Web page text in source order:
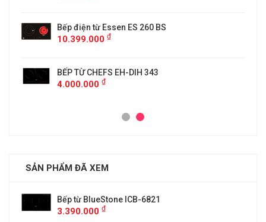
Bếp điện từ Essen ES 260 BS
10.399.000 ₫
BẾP TỪ CHEFS EH-DIH 343
4.000.000 ₫
SẢN PHẨM ĐÃ XEM
Bếp từ BlueStone ICB-6821
3.390.000 ₫